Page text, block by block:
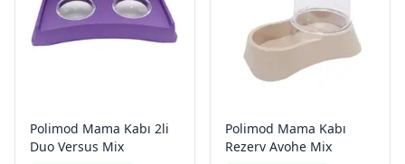
Polimod Mama Kabı 2li
Duo Versus Mix
Polimod Mama Kabı
Rezerv Avohe Mix